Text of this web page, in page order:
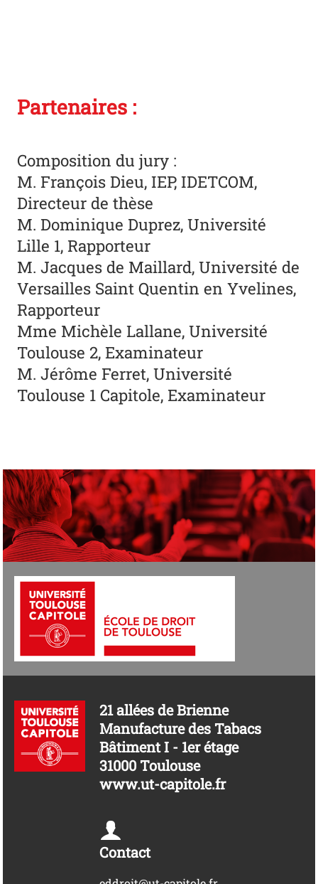
Partenaires :
Composition du jury :
M. François Dieu, IEP, IDETCOM,
Directeur de thèse
M. Dominique Duprez, Université
Lille 1, Rapporteur
M. Jacques de Maillard, Université de
Versailles Saint Quentin en Yvelines,
Rapporteur
Mme Michèle Lallane, Université
Toulouse 2, Examinateur
M. Jérôme Ferret, Université
Toulouse 1 Capitole, Examinateur
21 allées de Brienne
Manufacture des Tabacs
Bâtiment I - 1er étage
31000 Toulouse
www.ut-capitole.fr
Contact